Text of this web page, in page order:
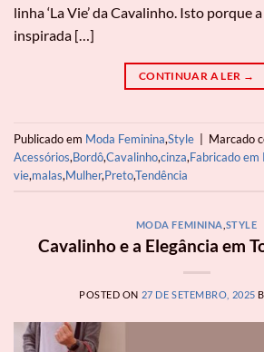
linha ‘La Vie’ da Cavalinho. Isto porque a
inspirada […]
CONTINUAR A LER →
Publicado em Moda Feminina,Style
Marcado
Acessórios,Bordô,Cavalinho,cinza,Fabricado em
vie,malas,Mulher,Preto,Tendência
MODA FEMININA STYLE
Cavalinho e a Elegância em
POSTED ON 27 DE SETEMBRO, 2025